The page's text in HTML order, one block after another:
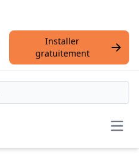
Installer
gratuitement